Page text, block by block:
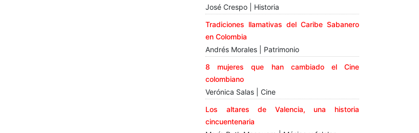
José Crespo | Historia
Tradiciones llamativas del Caribe Sabanero
en Colombia
Andrés Morales | Patrimonio
8 mujeres que han cambiado el Cine
colombiano
Verónica Salas | Cine
Los altares de Valencia, una historia
cincuentenaria